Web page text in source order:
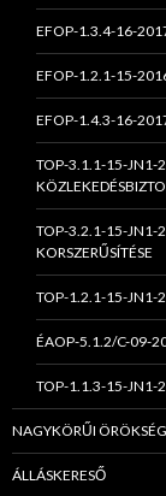
EFOP-1.3.4-16-
EFOP-1.2.1-15-
EFOP-1.4.3-16-
TOP-3.1.1-15-JN1-
TOP-3.2.1-15-JN1-
KORSZERŰSÍTÉSE
TOP-1.2.1-15-JN1-
ÉAOP-5.1.2/C-09-
TOP-1.1.3-15-JN1-
NAGYKÖRŰI
ÁLLÁSKERESŐ